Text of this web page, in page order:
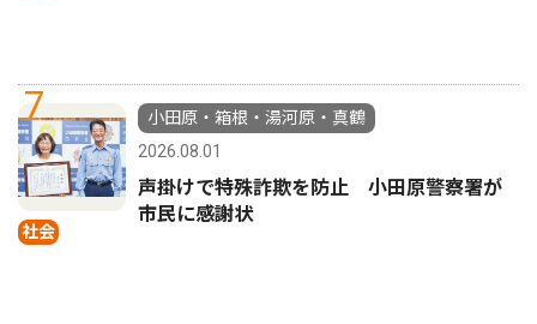
7
社会
小田原・箱根・湯河原・真鶴
2026.08.01
声掛けで特殊詐欺を防止 小田原警察署が
市民に感謝状